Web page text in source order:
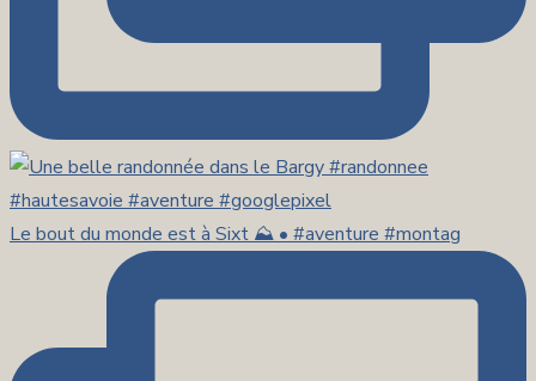
Le bout du monde est à Sixt ⛰️ • #aventure #montag